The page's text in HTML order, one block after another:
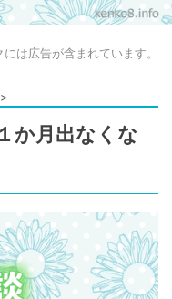
は広告が含まれています。
>
か月出なくな